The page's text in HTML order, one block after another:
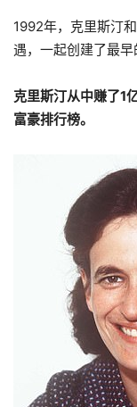
1992年，克里斯汀
遇，一起创建了最早
克里斯汀从中赚了1
富豪排行榜。